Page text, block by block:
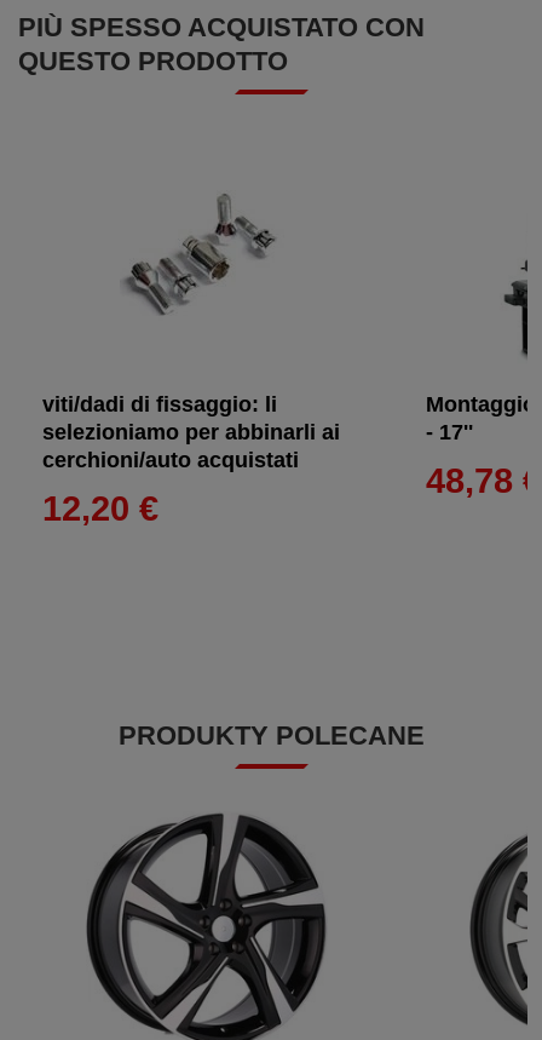
PIÙ SPESSO ACQUISTATO CON
QUESTO PRODOTTO
viti/dadi di fissaggio: li
selezioniamo per abbinarli ai
cerchioni/auto acquistati
12,20 €
- 17''
48,78 €
PRODUKTY POLECANE